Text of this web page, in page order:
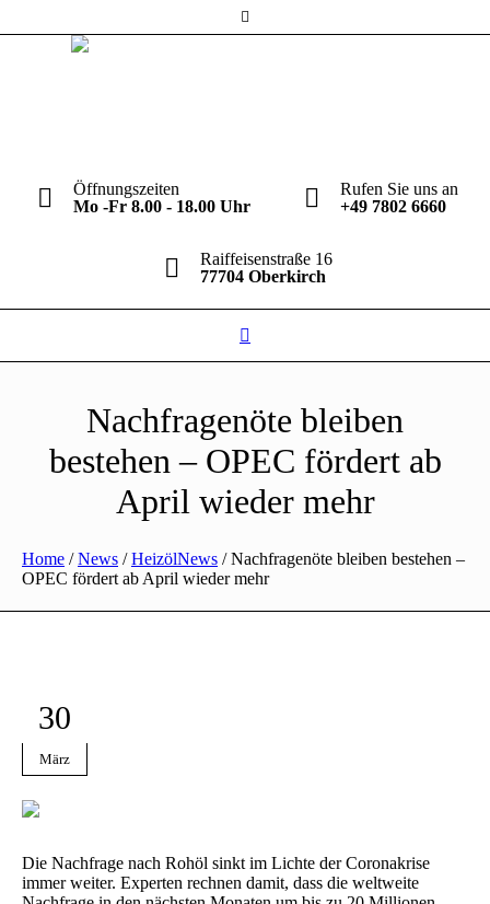
Öffnungszeiten
Mo -Fr 8.00 - 18.00 Uhr
Rufen Sie uns an
+49 7802 6660
Raiffeisenstraße 16
77704 Oberkirch
Nachfragenöte bleiben
bestehen – OPEC fördert ab
April wieder mehr
Home /News /HeizölNews /Nachfragenöte bleiben bestehen –
OPEC fördert ab April wieder mehr
30
März
Die Nachfrage nach Rohöl sinkt im Lichte der Coronakrise
immer weiter. Experten rechnen damit, dass die weltweite